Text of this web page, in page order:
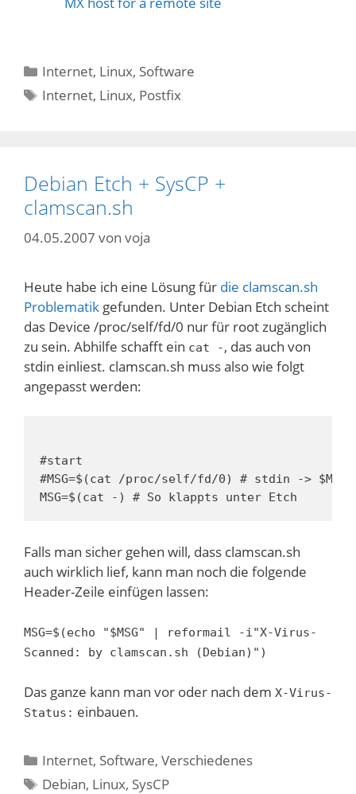
Kategorien
Internet, Linux, Software
Schlagwörter
Internet, Linux, Postfix
Debian Etch + SysCP +
clamscan.sh
04.05.2007 von voja
Heute habe ich eine Lösung für die clamscan.sh
Problematik gefunden. Unter Debian Etch scheint
das Device /proc/self/fd/0 nur für root zugänglich
zu sein. Abhilfe schafft ein cat -, das auch von
stdin einliest. clamscan.sh muss also wie folgt
angepasst werden:
#start
#MSG=$(cat /proc/self/fd/0) # stdin -> $MSG
MSG=$(cat -) # So klappts unter Etch
Falls man sicher gehen will, dass clamscan.sh
auch wirklich lief, kann man noch die folgende
Header-Zeile einfügen lassen:
MSG=$(echo "$MSG" | reformail -i"X-Virus-
Scanned: by clamscan.sh (Debian)")
Das ganze kann man vor oder nach dem X-Virus-
Status: einbauen.
Kategorien
Internet, Software,Verschiedenes
Schlagwörter
Debian, Linux, SysCP